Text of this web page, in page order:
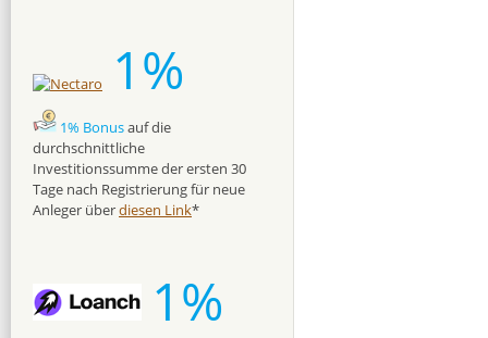
1%
1% Bonusauf die
durchschnittliche
Investitionssumme der ersten 30
Tage nach Registrierung für neue
Anleger überdiesen Link*
1%